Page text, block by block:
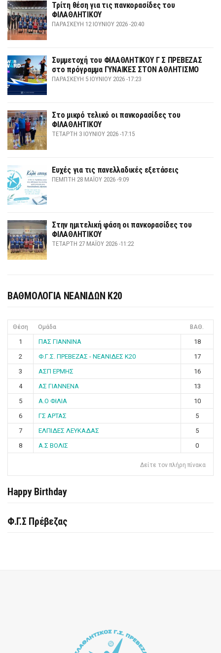
Τρίτη θέση για τις πανκορασίδες του
ΦΙΛΑΘΛΗΤΙΚΟΥ
ΠΑΡΑΣΚΕΥΉ 12 ΙΟΥΝΊΟΥ 2026 -20:40
Συμμετοχή του ΦΙΛΑΘΛΗΤΙΚΟΥ Γ Σ ΠΡΕΒΕΖΑΣ
στο πρόγραμμα ΓΥΝΑΙΚΕΣ ΣΤΟΝ ΑΘΛΗΤΙΣΜΟ
ΠΑΡΑΣΚΕΥΉ 5 ΙΟΥΝΊΟΥ 2026 -17:23
Στο μικρό τελικό οι πανκορασίδες του
ΦΙΛΑΘΛΗΤΙΚΟΥ
ΤΕΤΆΡΤΗ 3 ΙΟΥΝΊΟΥ 2026 -17:15
Ευχές για τις πανελλαδικές εξετάσεις
ΠΈΜΠΤΗ 28 ΜΑΪ́ΟΥ 2026 -9:09
Στην ημιτελική φάση οι πανκορασίδες του
ΦΙΛΑΘΛΗΤΙΚΟΥ
ΤΕΤΆΡΤΗ 27 ΜΑΪ́ΟΥ 2026 -11:22
ΒΑΘΜΟΛΟΓΙΑ ΝΕΑΝΙΔΩΝ Κ20
Θέση Ομάδα ΒΑΘ.
1 ΠΑΣ ΓΙΑΝΝΙΝΑ
18
2
Φ.Γ.Σ. ΠΡΕΒΕΖΑΣ - ΝΕΑΝΙΔΕΣ Κ20
17
3
ΑΣΠ ΕΡΜΗΣ
16
4
ΑΣ ΓΙΑΝΝΕΝΑ
13
5
Α.Ο ΦΙΛΙΑ
10
6
ΓΣ ΑΡΤΑΣ
5
7
ΕΛΠΙΔΕΣ ΛΕΥΚΑΔΑΣ
5
8
Α.Σ ΒΟΛΙΣ 0
Δείτε τον πλήρη πίνακα
Happy Birthday
Φ.Γ.Σ Πρέβεζας